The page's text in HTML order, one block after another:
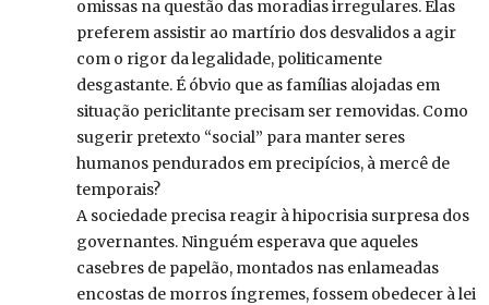
omissas na questão das moradias irregulares. Elas
preferem assistir ao martírio dos desvalidos a agir
com o rigor da legalidade, politicamente
desgastante. É óbvio que as famílias alojadas em
situação periclitante precisam ser removidas. Como
sugerir pretexto “social” para manter seres
humanos pendurados em precipícios, à mercê de
temporais?
A sociedade precisa reagir à hipocrisia surpresa dos
governantes. Ninguém esperava que aqueles
casebres de papelão, montados nas enlameadas
encostas de morros íngremes, fossem obedecer à lei